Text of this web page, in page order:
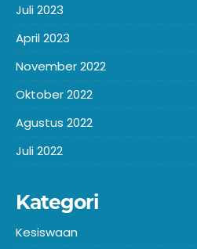
Juli 2023
April 2023
November 2022
Oktober 2022
Agustus 2022
Juli 2022
Kategori
Kesiswaan